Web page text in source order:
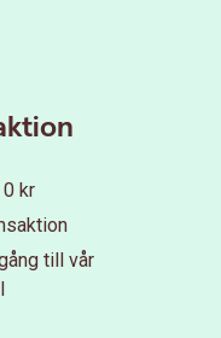
kr
till vår